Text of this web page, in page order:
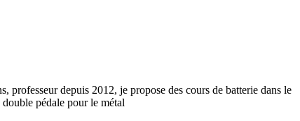
professeur depuis 2012, je propose des cours de batterie dans le
pédale pour le métal